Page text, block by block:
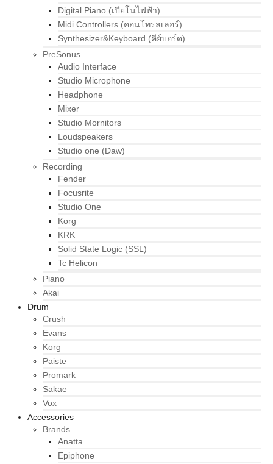
Digital Piano (เปียโนไฟฟ้า)
Midi Controllers (คอนโทรลเลอร์)
Synthesizer&Keyboard (คีย์บอร์ด)
PreSonus
Audio Interface
Studio Microphone
Headphone
Mixer
Studio Mornitors
Loudspeakers
Studio one (Daw)
Recording
Fender
Focusrite
Studio One
Korg
KRK
Solid State Logic (SSL)
Tc Helicon
Piano
Akai
Drum
Crush
Evans
Korg
Paiste
Promark
Sakae
Vox
Accessories
Brands
Anatta
Epiphone